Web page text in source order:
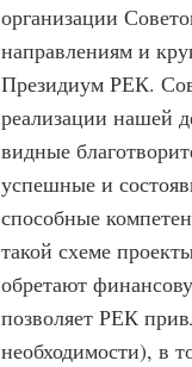
организации
направлениям и
Президиум РЕК.
реализации нашей
видные
успешные и
способные
такой схеме
обретают
позволяет РЕК
необходимости), в